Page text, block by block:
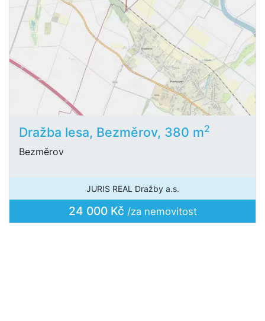
Dražba lesa, Bezměrov, 380 m2
Bezměrov
JURIS REAL Dražby a.s.
24 000 Kč /za nemovitost